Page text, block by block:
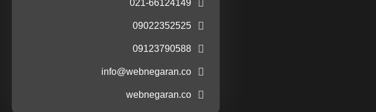
021-66124149
09022352525
09123790588
info@webnegaran.co
webnegaran.co